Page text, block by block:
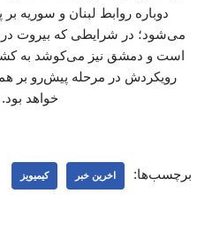
دوباره روابط لبنان و سوریه
می‌شود؛ در شرایطی که بیروت
است و دمشق نیز می‌کوشد به
رویکردش در مرحله پیش‌رو بر
خواهد بود. ۳۱۰۳۱۰
برچسب‌ها: اخرین خبر کیمیویز